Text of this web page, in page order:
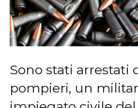
Sono stati arrestati
pompieri, un